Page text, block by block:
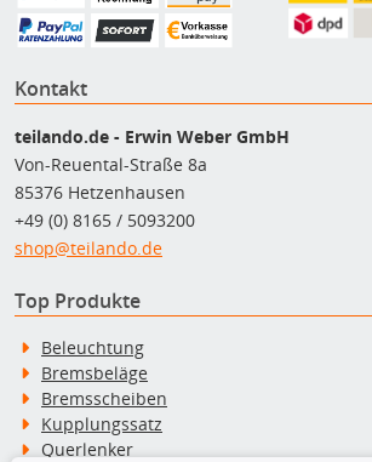
Kontakt
teilando.de - Erwin Weber GmbH
Von-Reuental-Straße 8a
85376 Hetzenhausen
+49 (0) 8165 / 5093200
shop@teilando.de
Top Produkte
Beleuchtung
Bremsbeläge
Bremsscheiben
Kupplungssatz
Querlenker